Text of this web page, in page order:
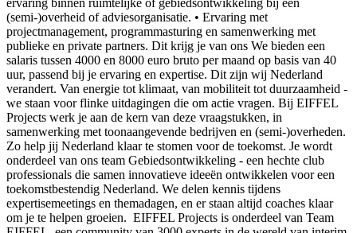
ervaring binnen ruimtelijke of gebiedsontwikkeling bij een
(semi-)overheid of adviesorganisatie. • Ervaring met
projectmanagement, programmasturing en samenwerking met
publieke en private partners. Dit krijg je van ons We bieden een
salaris tussen 4000 en 8000 euro bruto per maand op basis van 40
uur, passend bij je ervaring en expertise. Dit zijn wij Nederland
verandert. Van energie tot klimaat, van mobiliteit tot duurzaamheid -
we staan voor flinke uitdagingen die om actie vragen. Bij EIFFEL
Projects werk je aan de kern van deze vraagstukken, in
samenwerking met toonaangevende bedrijven en (semi-)overheden.
Zo help jij Nederland klaar te stomen voor de toekomst. Je wordt
onderdeel van ons team Gebiedsontwikkeling - een hechte club
professionals die samen innovatieve ideeën ontwikkelen voor een
toekomstbestendig Nederland. We delen kennis tijdens
expertisemeetings en themadagen, en er staan altijd coaches klaar
om je te helpen groeien. EIFFEL Projects is onderdeel van Team